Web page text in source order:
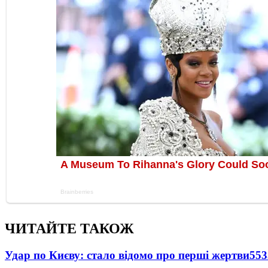
ЧИТАЙТЕ ТАКОЖ
Удар по Києву: стало відомо про перші жертви